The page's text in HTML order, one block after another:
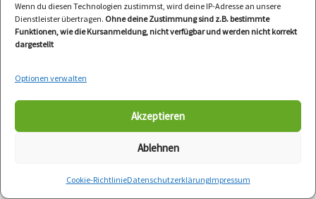
Wenn du diesen Technologien zustimmst, wird deine IP-Adresse an unsere
Dienstleister übertragen. Ohne deine Zustimmung sind z.B. bestimmte
Funktionen, wie die Kursanmeldung, nicht verfügbar und werden nicht korrekt
dargestellt
Optionen verwalten
Akzeptieren
Ablehnen
Cookie-RichtlinieDatenschutzerklärungImpressum
Verantwortlichen wenden. Der Mitarbeiter der
Musikgarten Bergstrasse wird die Einschränkung der
Verarbeitung veranlassen.
f) Recht auf Datenübertragbarkeit
Jede von der Verarbeitung personenbezogener Daten
betroffene Person hat das vom Europäischen
Richtlinien- und Verordnungsgeber gewährte Recht, die